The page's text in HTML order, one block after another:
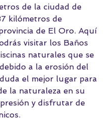
de la ciudad de
kilómetros de
de El Oro. Aquí
visitar los Baños
naturales que se
a la erosión del
el mejor lugar para
la naturaleza en su
y disfrutar de